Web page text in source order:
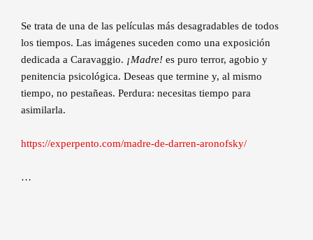
Se trata de una de las películas más desagradables de todos
los tiempos. Las imágenes suceden como una exposición
dedicada a Caravaggio. ¡Madre! es puro terror, agobio y
penitencia psicológica. Deseas que termine y, al mismo
tiempo, no pestañeas. Perdura: necesitas tiempo para
asimilarla.
https://experpento.com/madre-de-darren-aronofsky/
…